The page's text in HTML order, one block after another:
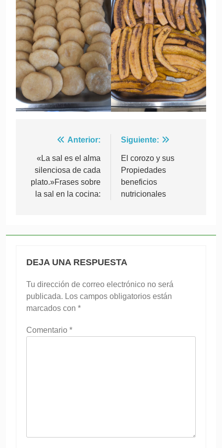
Navegación
de
entradas
Anterior:
«La sal es el alma
silenciosa de cada
plato.»Frases sobre
la sal en la cocina:
Siguiente:
El corozo y sus
Propiedades
beneficios
nutricionales
DEJA UNA RESPUESTA
Tu dirección de correo electrónico no será
publicada. Los campos obligatorios están
marcados con *
Comentario *